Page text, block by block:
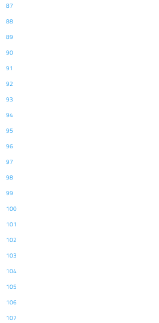
87
88
89
90
91
92
93
94
95
96
97
98
99
100
101
102
103
104
105
106
107